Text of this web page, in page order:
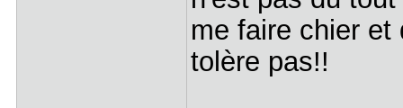
me faire chier et
tolère pas!!